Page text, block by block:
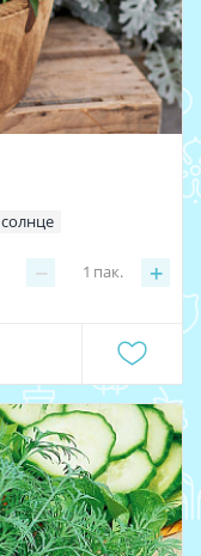
солнце
− +
1 пак.